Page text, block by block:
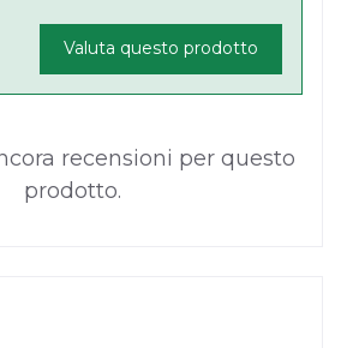
Valuta questo prodotto
recensioni per questo
prodotto.